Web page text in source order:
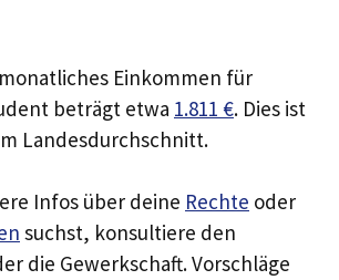
Einkommen für
beträgt etwa 1.811 €. Dies ist
Landesdurchschnitt.
Infos über deine Rechte oder
suchst, konsultiere den
die Gewerkschaft. Vorschläge